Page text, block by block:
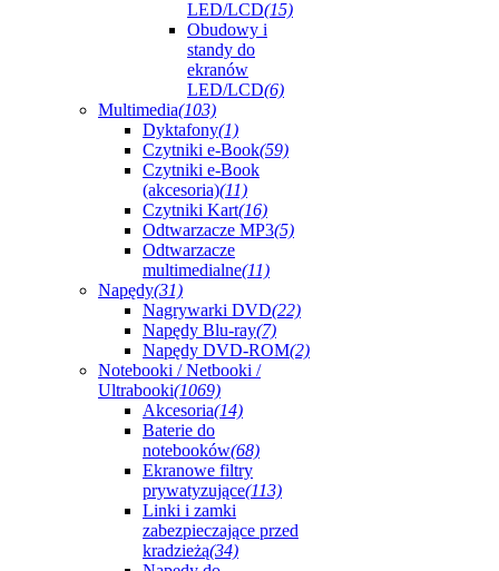
LED/LCD(15)
Obudowy i
standy do
ekranów
LED/LCD(6)
Multimedia(103)
Dyktafony(1)
Czytniki e-Book(59)
Czytniki e-Book
(akcesoria)(11)
Czytniki Kart(16)
Odtwarzacze MP3(5)
Odtwarzacze
multimedialne(11)
Napędy(31)
Nagrywarki DVD(22)
Napędy Blu-ray(7)
Napędy DVD-ROM(2)
Notebooki / Netbooki /
Ultrabooki(1069)
Akcesoria(14)
Baterie do
notebooków(68)
Ekranowe filtry
prywatyzujące(113)
Linki i zamki
zabezpieczające przed
kradzieżą(34)